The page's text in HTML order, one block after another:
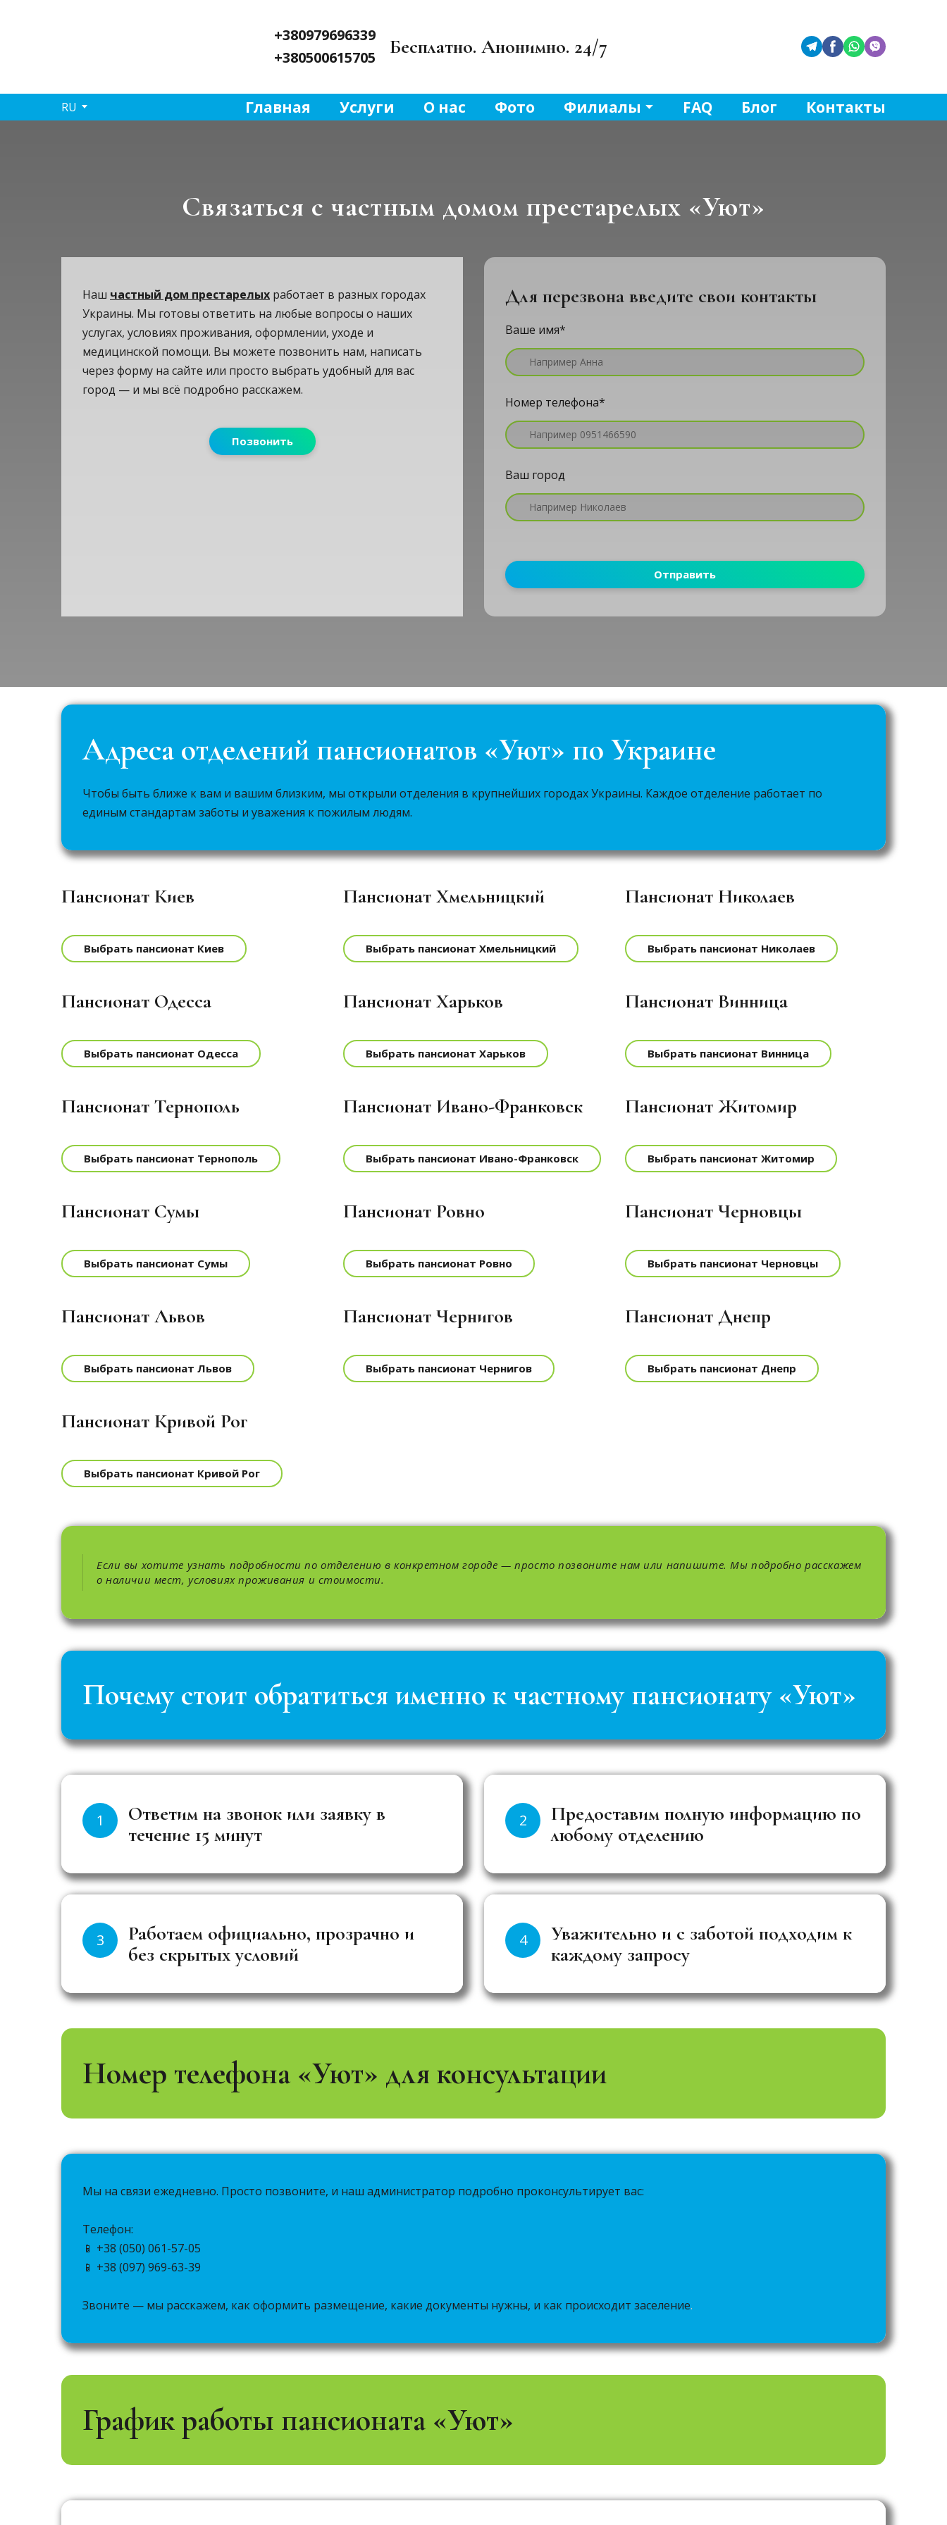
+380979696339
+380500615705
Бесплатно. Анонимно. 24/7
RU Главная Услуги О нас Фото Филиалы FAQ Блог Контакты
Связаться с частным домом престарелых «Уют»
Наш частный дом престарелых работает в разных городах
Украины. Мы готовы ответить на любые вопросы о наших
услугах, условиях проживания, оформлении, уходе и
медицинской помощи. Вы можете позвонить нам, написать
через форму на сайте или просто выбрать удобный для вас
город — и мы всё подробно расскажем.
Позвонить
Для перезвона введите свои контакты
Ваше имя*
Номер телефона*
Ваш город
Отправить
Адреса отделений пансионатов «Уют» по Украине
Чтобы быть ближе к вам и вашим близким, мы открыли отделения в крупнейших городах Украины. Каждое отделение работает по
единым стандартам заботы и уважения к пожилым людям.
Пансионат Киев
Выбрать пансионат Киев
Пансионат Одесса
Выбрать пансионат Одесса
Пансионат Тернополь
Выбрать пансионат Тернополь
Пансионат Сумы
Выбрать пансионат Сумы
Пансионат Львов
Выбрать пансионат Львов
Пансионат Кривой Рог
Выбрать пансионат Кривой Рог
Пансионат Хмельницкий
Выбрать пансионат Хмельницкий
Пансионат Харьков
Выбрать пансионат Харьков
Пансионат Ивано-Франковск
Выбрать пансионат Ивано-Франковск
Пансионат Ровно
Выбрать пансионат Ровно
Пансионат Чернигов
Выбрать пансионат Чернигов
Пансионат Николаев
Выбрать пансионат Николаев
Пансионат Винница
Выбрать пансионат Винница
Пансионат Житомир
Выбрать пансионат Житомир
Пансионат Черновцы
Выбрать пансионат Черновцы
Пансионат Днепр
Выбрать пансионат Днепр
Если вы хотите узнать подробности по отделению в конкретном городе — просто позвоните нам или напишите. Мы подробно расскажем
о наличии мест, условиях проживания и стоимости.
Почему стоит обратиться именно к частному пансионату «Уют»
1
Ответим на звонок или заявку в
течение 15 минут
2
Предоставим полную информацию по
любому отделению
3
Работаем официально, прозрачно и
без скрытых условий
4
Уважительно и с заботой подходим к
каждому запросу
Номер телефона «Уют» для консультации
Мы на связи ежедневно. Просто позвоните, и наш администратор подробно проконсультирует вас:
Телефон:
📱 +38 (050) 061-57-05
📱 +38 (097) 969-63-39
Звоните — мы расскажем, как оформить размещение, какие документы нужны, и как происходит заселение.
График работы пансионата «Уют»